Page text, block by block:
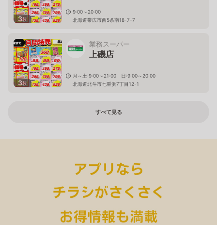
3枚
9:00～20:00
北海道帯広市西5条南18-7-7
3枚
業務スーパー
上磯店
月～土:9:00～21:00 日:9:00～20:00
北海道北斗市七重浜7丁目12-1
すべて見る